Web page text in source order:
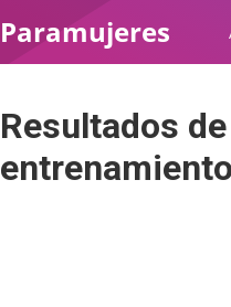
Paramujeres
Resultados